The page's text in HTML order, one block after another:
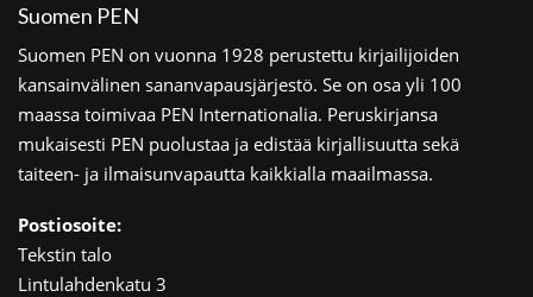
Suomen PEN
Suomen PEN on vuonna 1928 perustettu kirjailijoiden
kansainvälinen sananvapausjärjestö. Se on osa yli 100
maassa toimivaa PEN Internationalia. Peruskirjansa
mukaisesti PEN puolustaa ja edistää kirjallisuutta sekä
taiteen- ja ilmaisunvapautta kaikkialla maailmassa.
Postiosoite:
Tekstin talo
Lintulahdenkatu 3